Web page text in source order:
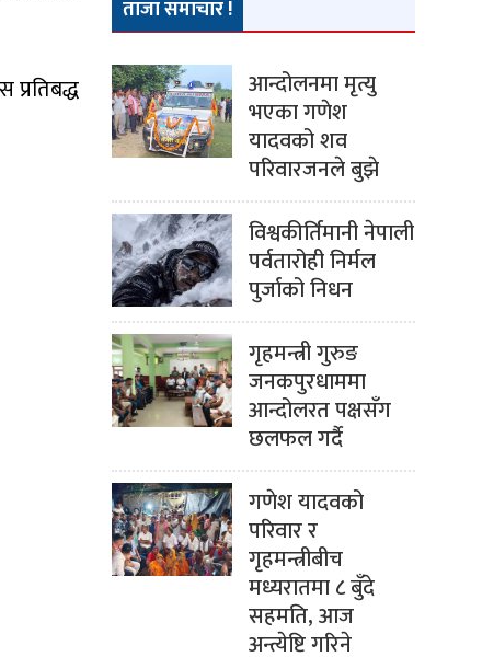
ताजा समाचार !
आन्दोलनमा मृत्यु
भएका गणेश
यादवको शव
परिवारजनले बुझे
विश्वकीर्तिमानी नेपाली
पर्वतारोही निर्मल
पुर्जाको निधन
गृहमन्त्री गुरुङ
जनकपुरधाममा
आन्दोलरत पक्षसँग
छलफल गर्दै
गणेश यादवको
परिवार र
गृहमन्त्रीबीच
मध्यरातमा ८ बुँदे
सहमति, आज
अन्त्येष्टि गरिने